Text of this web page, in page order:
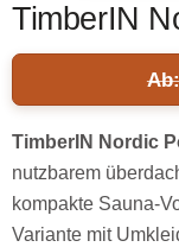
TimberIN
TimberIN Nordic
nutzbarem
kompakte Sauna-
Variante mit